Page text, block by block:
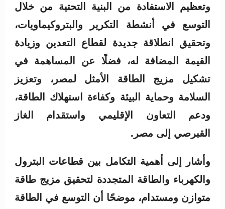
وتعظيم الاستفادة من البنية التحتية من خلال
التوسع في أنشطة التكرير والبتروكيماويات،
وتحقيق انطلاقة جديدة لقطاع التعدين وزيادة
القيمة المضافة له، فضلًا عن المساهمة في
تشكيل مزيج الطاقة الأمثل لمصر، وتعزيز
السلامة وحماية البيئة وكفاءة استهلاك الطاقة،
ودعم التعاون الإقليمي واستقدام الغاز
القبرصي إلى مصر.
وأشار إلى أهمية التكامل بين قطاعات البترول
والكهرباء والطاقة المتجددة لتحقيق مزيج طاقة
متوازن ومستدام، موضحًا أن التوسع في الطاقة